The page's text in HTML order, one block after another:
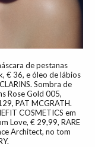
de pestanas
€ 36, e óleo de lábios
Sombra de
Rose Gold 005,
PAT MCGRATH.
COSMETICS em
Love, € 29,99, RARE
Architect, no tom